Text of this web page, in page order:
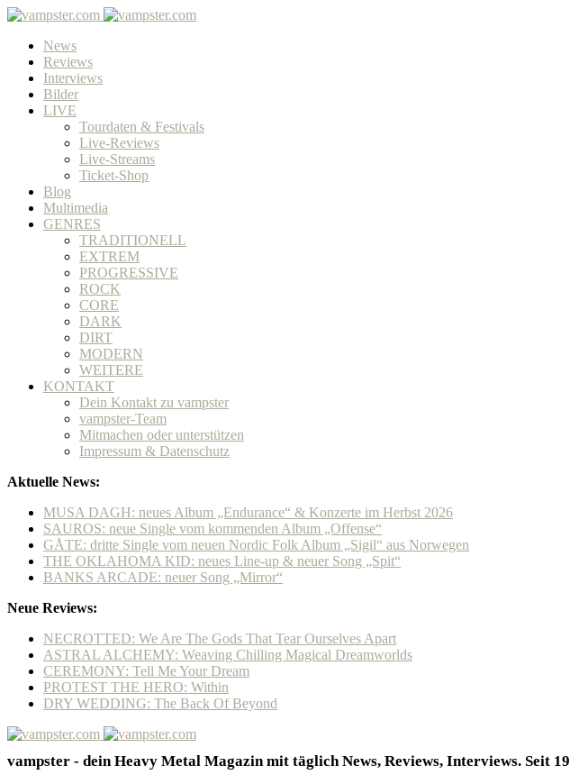
News
Reviews
Interviews
Bilder
LIVE
Tourdaten & Festivals
Live-Reviews
Live-Streams
Ticket-Shop
Blog
Multimedia
GENRES
TRADITIONELL
EXTREM
PROGRESSIVE
ROCK
CORE
DARK
DIRT
MODERN
WEITERE
KONTAKT
Dein Kontakt zu vampster
vampster-Team
Mitmachen oder unterstützen
Impressum & Datenschutz
Aktuelle News:
MUSA DAGH: neues Album „Endurance“ & Konzerte im Herbst 2026
SAUROS: neue Single vom kommenden Album „Offense“
GÅTE: dritte Single vom neuen Nordic Folk Album „Sigil“ aus Norwegen
THE OKLAHOMA KID: neues Line-up & neuer Song „Spit“
BANKS ARCADE: neuer Song „Mirror“
Neue Reviews:
NECROTTED: We Are The Gods That Tear Ourselves Apart
ASTRAL ALCHEMY: Weaving Chilling Magical Dreamworlds
CEREMONY: Tell Me Your Dream
PROTEST THE HERO: Within
DRY WEDDING: The Back Of Beyond
vampster - dein Heavy Metal Magazin mit täglich News, Reviews, Interviews. Seit